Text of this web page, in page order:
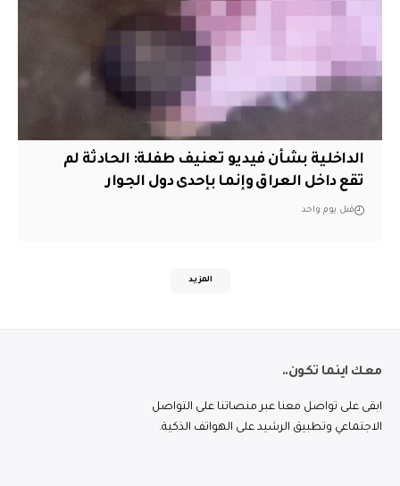
الداخلية بشأن فيديو تعنيف طفلة: الحادثة لم
تقع داخل العراق وإنما بإحدى دول الجوار
قبل يوم واحد
المزيد
معك اينما تكون..
ابقى على تواصل معنا عبر منصاتنا على التواصل
الاجتماعي وتطبيق الرشيد على الهواتف الذكية.